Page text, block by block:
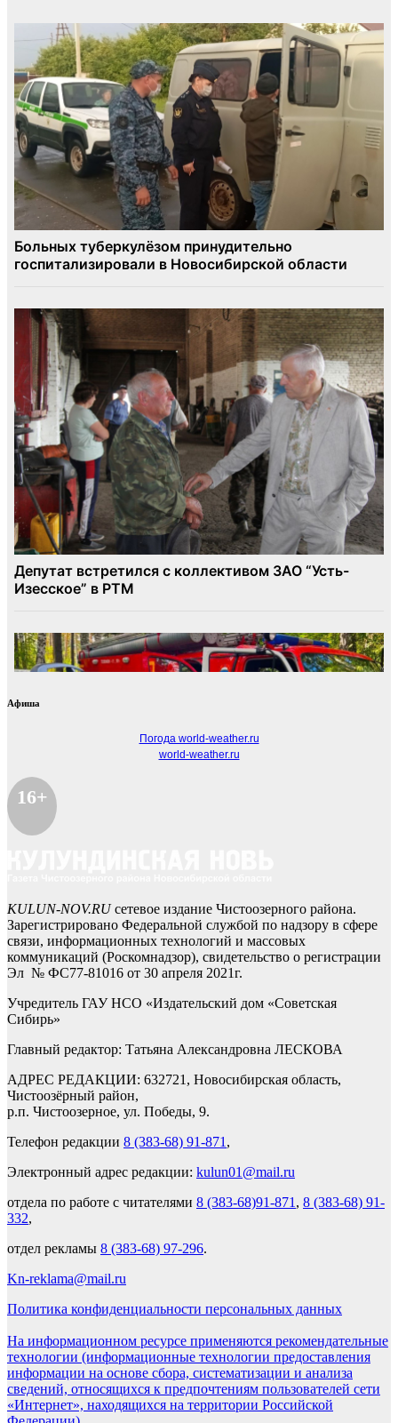
Афиша
Погода world-weather.ru
world-weather.ru
16+
KULUN-NOV.RUсетевое издание Чистоозерного района.
Зарегистрировано Федеральной службой по надзору в сфере
связи, информационных технологий и массовых
коммуникаций (Роскомнадзор), свидетельство о регистрации
Эл № ФС77-81016 от 30 апреля 2021г.
Учредитель ГАУ НСО «Издательский дом «Советская
Сибирь»
Главный редактор: Татьяна Александровна ЛЕСКОВА
АДРЕС РЕДАКЦИИ: 632721, Новосибирская область,
Чистоозёрный район,
р.п. Чистоозерное, ул. Победы, 9.
Телефон редакции 8 (383-68) 91-871 ,
Электронный адрес редакции: kulun01@mail.ru
отдела по работе с читателями 8 (383-68)91-871 , 8 (383-68) 91-
332,
отдел рекламы 8 (383-68) 97-296.
Kn-reklama@mail.ru
Политика конфиденциальности персональных данных
На информационном ресурсе применяются рекомендательные
технологии (информационные технологии предоставления
информации на основе сбора, систематизации и анализа
сведений, относящихся к предпочтениям пользователей сети
«Интернет», находящихся на территории Российской